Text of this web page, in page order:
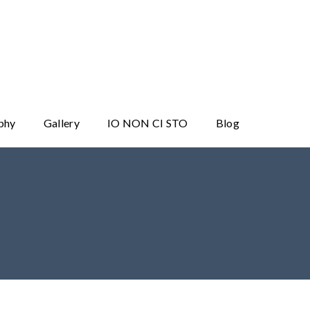
Gallery IO NON CI STO Blog